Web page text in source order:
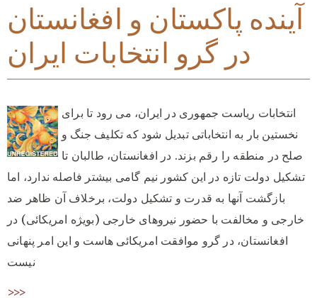
آینده پاکستان و افغانستان
در گرو انتخابات ایران
انتخابات ریاست جمهوری در ایران، می رود تا برای
نخستین بار به انتخاباتی تبدیل شود که تکلیف جنگ و
صلح در منطقه را رقم بزند. در افغانستان، طالبان تا
تشکیل دولت تازه در این کشور نیم گامی بیشتر فاصله ندارد، اما
بازگشت آنها به قدرت و تشکیل دولت، برخلاف آن ظاهر ضد
خارجی و مخالفت با حضور نیروهای خارجی (بویژه امریکائی) در
افغانستان، در گرو موافقت امریکائی هاست و این امر پنهانی
نیست
>>>